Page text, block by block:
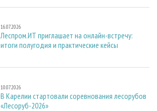
16.07.2026
Леспром.ИТ приглашает на онлайн-встречу:
итоги полугодия и практические кейсы
10.07.2026
В Карелии стартовали соревнования лесорубов
«Лесоруб-2026»